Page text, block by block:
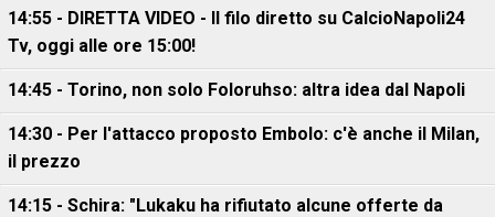
14:55 - DIRETTA VIDEO - Il filo diretto su CalcioNapoli24
Tv, oggi alle ore 15:00!
14:45 - Torino, non solo Foloruhso: altra idea dal Napoli
14:30 - Per l'attacco proposto Embolo: c'è anche il Milan,
il prezzo
14:15 - Schira: "Lukaku ha rifiutato alcune offerte da